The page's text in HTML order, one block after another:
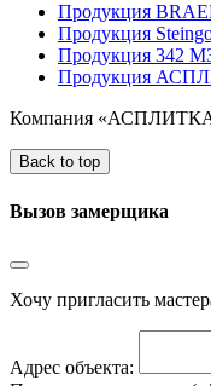
Продукция
Продукция
Продукция 342
Продукция
Компания
Back to top
Вызов замерщика
Хочу пригласить
Адрес объекта: